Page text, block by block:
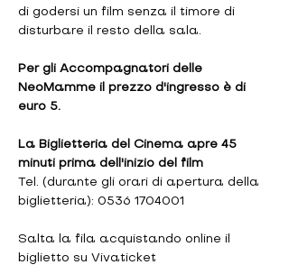
di godersi un film senza il timore di
disturbare il resto della sala.
Per gli Accompagnatori delle
NeoMamme il prezzo d'ingresso è di
euro 5.
La Biglietteria del Cinema apre 45
minuti prima dell'inizio del film
Tel. (durante gli orari di apertura della
biglietteria): 0536 1704001
Salta la fila acquistando online il
biglietto su Vivaticket